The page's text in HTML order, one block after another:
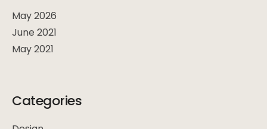
May 2026
June 2021
May 2021
Categories